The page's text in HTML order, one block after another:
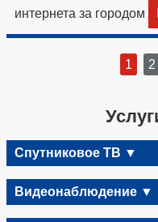
интернета за городом
1 2
Спутниковое ТВ ▼
Видеонаблюдение ▼